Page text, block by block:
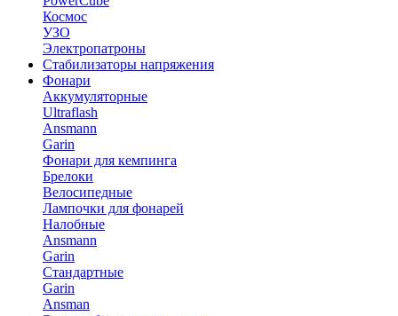
Космос
УЗО
Электропатроны
Стабилизаторы напряжения
Фонари
Аккумуляторные
Ultraflash
Ansmann
Garin
Фонари для кемпинга
Брелоки
Велосипедные
Лампочки для фонарей
Налобные
Ansmann
Garin
Стандартные
Garin
Ansman